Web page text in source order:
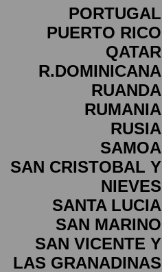
PORTUGAL
PUERTO RICO
QATAR
R.DOMINICANA
RUANDA
RUMANIA
RUSIA
SAMOA
SAN CRISTOBAL Y
NIEVES
SANTA LUCIA
SAN MARINO
SAN VICENTE Y
LAS GRANADINAS